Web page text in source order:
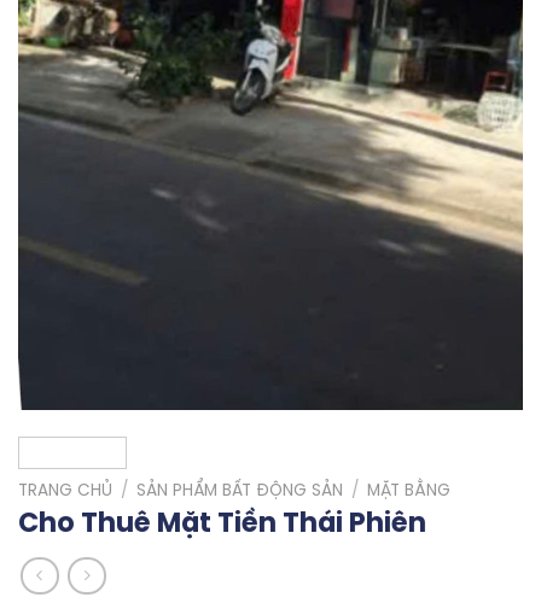
TRANG CHỦ / SẢN PHẨM BẤT ĐỘNG SẢN / MẶT BẰNG
Cho Thuê Mặt Tiền Thái Phiên